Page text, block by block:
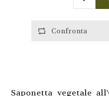
Saponetta vegetale